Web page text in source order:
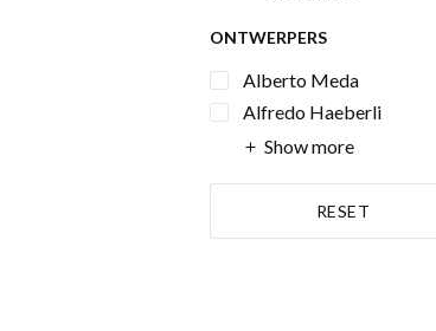
ONTWERPERS
Alberto Meda
Alfredo Haeberli
Show more
RESET